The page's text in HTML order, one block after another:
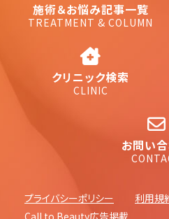
施術＆お悩み記事一覧
TREATMENT & COLUMN
クリニック検索
CLINIC
お問い
プライバシーポリシー 利用規